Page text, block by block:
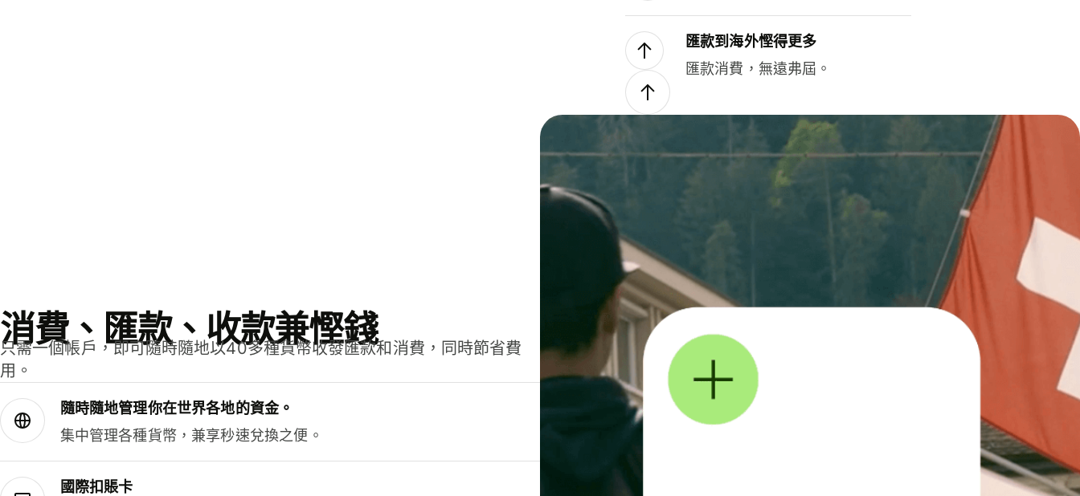
匯款到海外慳得更多
匯款消費，無遠弗屆。
消費、匯款、收款兼慳錢
只需一個帳戶，即可隨時隨地以40多種貨幣收發匯款和消費，同時節省費
用。
隨時隨地管理你在世界各地的資金。
集中管理各種貨幣，兼享秒速兌換之便。
國際扣賬卡